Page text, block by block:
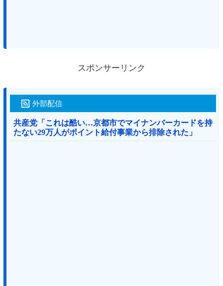
スポンサーリンク
外部配信
共産党「これは酷い…京都市でマイナンバーカードを持
たない29万人がポイント給付事業から排除された」